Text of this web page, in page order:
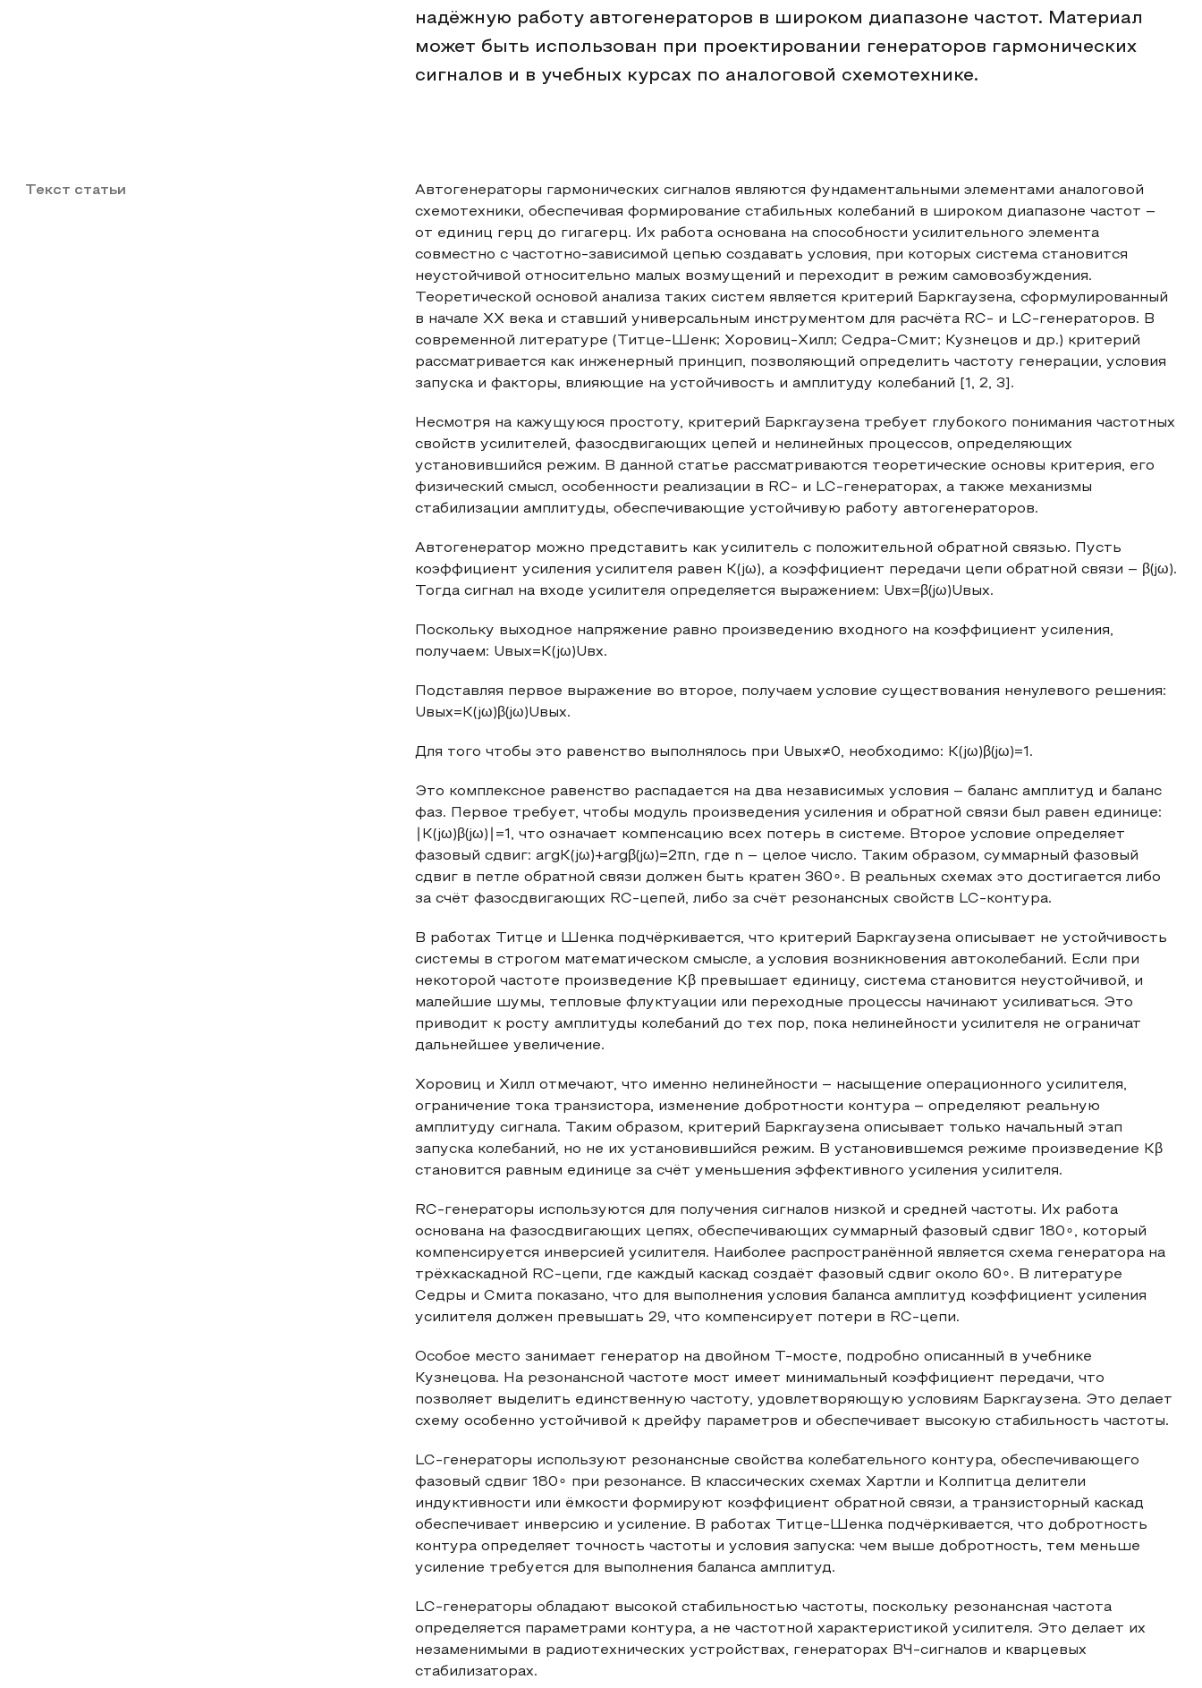
надёжную работу автогенераторов в широком диапазоне частот. Материал
может быть использован при проектировании генераторов гармонических
сигналов и в учебных курсах по аналоговой схемотехнике.
Текст статьи
Автогенераторы гармонических сигналов являются фундаментальными элементами аналоговой
схемотехники, обеспечивая формирование стабильных колебаний в широком диапазоне частот –
от единиц герц до гигагерц. Их работа основана на способности усилительного элемента
совместно с частотно‑зависимой цепью создавать условия, при которых система становится
неустойчивой относительно малых возмущений и переходит в режим самовозбуждения.
Теоретической основой анализа таких систем является критерий Баркгаузена, сформулированный
в начале XX века и ставший универсальным инструментом для расчёта RC‑ и LC‑генераторов. В
современной литературе (Титце-Шенк; Хоровиц-Хилл; Седра-Смит; Кузнецов и др.) критерий
рассматривается как инженерный принцип, позволяющий определить частоту генерации, условия
запуска и факторы, влияющие на устойчивость и амплитуду колебаний [1, 2, 3].
Несмотря на кажущуюся простоту, критерий Баркгаузена требует глубокого понимания частотных
свойств усилителей, фазосдвигающих цепей и нелинейных процессов, определяющих
установившийся режим. В данной статье рассматриваются теоретические основы критерия, его
физический смысл, особенности реализации в RC‑ и LC‑генераторах, а также механизмы
стабилизации амплитуды, обеспечивающие устойчивую работу автогенераторов.
Автогенератор можно представить как усилитель с положительной обратной связью. Пусть
коэффициент усиления усилителя равен K(jω), а коэффициент передачи цепи обратной связи – β(jω).
Тогда сигнал на входе усилителя определяется выражением: Uвх=β(jω)Uвых.
Поскольку выходное напряжение равно произведению входного на коэффициент усиления,
получаем: Uвых=K(jω)Uвх.
Подставляя первое выражение во второе, получаем условие существования ненулевого решения:
Uвых=K(jω)β(jω)Uвых.
Для того чтобы это равенство выполнялось при Uвых≠0, необходимо: K(jω)β(jω)=1.
Это комплексное равенство распадается на два независимых условия – баланс амплитуд и баланс
фаз. Первое требует, чтобы модуль произведения усиления и обратной связи был равен единице:
∣K(jω)β(jω)∣=1, что означает компенсацию всех потерь в системе. Второе условие определяет
фазовый сдвиг: arg⁡K(jω)+arg⁡β(jω)=2πn, где n – целое число. Таким образом, суммарный фазовый
сдвиг в петле обратной связи должен быть кратен 360∘. В реальных схемах это достигается либо
за счёт фазосдвигающих RC‑цепей, либо за счёт резонансных свойств LC‑контура.
В работах Титце и Шенка подчёркивается, что критерий Баркгаузена описывает не устойчивость
системы в строгом математическом смысле, а условия возникновения автоколебаний. Если при
некоторой частоте произведение Kβ превышает единицу, система становится неустойчивой, и
малейшие шумы, тепловые флуктуации или переходные процессы начинают усиливаться. Это
приводит к росту амплитуды колебаний до тех пор, пока нелинейности усилителя не ограничат
дальнейшее увеличение.
Хоровиц и Хилл отмечают, что именно нелинейности – насыщение операционного усилителя,
ограничение тока транзистора, изменение добротности контура – определяют реальную
амплитуду сигнала. Таким образом, критерий Баркгаузена описывает только начальный этап
запуска колебаний, но не их установившийся режим. В установившемся режиме произведение Kβ
становится равным единице за счёт уменьшения эффективного усиления усилителя.
RC‑генераторы используются для получения сигналов низкой и средней частоты. Их работа
основана на фазосдвигающих цепях, обеспечивающих суммарный фазовый сдвиг 180∘, который
компенсируется инверсией усилителя. Наиболее распространённой является схема генератора на
трёхкаскадной RC‑цепи, где каждый каскад создаёт фазовый сдвиг около 60∘. В литературе
Седры и Смита показано, что для выполнения условия баланса амплитуд коэффициент усиления
усилителя должен превышать 29, что компенсирует потери в RC‑цепи.
Особое место занимает генератор на двойном Т‑мосте, подробно описанный в учебнике
Кузнецова. На резонансной частоте мост имеет минимальный коэффициент передачи, что
позволяет выделить единственную частоту, удовлетворяющую условиям Баркгаузена. Это делает
схему особенно устойчивой к дрейфу параметров и обеспечивает высокую стабильность частоты.
LC‑генераторы используют резонансные свойства колебательного контура, обеспечивающего
фазовый сдвиг 180∘ при резонансе. В классических схемах Хартли и Колпитца делители
индуктивности или ёмкости формируют коэффициент обратной связи, а транзисторный каскад
обеспечивает инверсию и усиление. В работах Титце-Шенка подчёркивается, что добротность
контура определяет точность частоты и условия запуска: чем выше добротность, тем меньше
усиление требуется для выполнения баланса амплитуд.
LC‑генераторы обладают высокой стабильностью частоты, поскольку резонансная частота
определяется параметрами контура, а не частотной характеристикой усилителя. Это делает их
незаменимыми в радиотехнических устройствах, генераторах ВЧ‑сигналов и кварцевых
стабилизаторах.